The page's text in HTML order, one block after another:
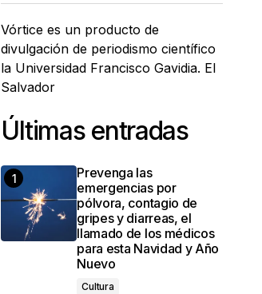
Vórtice es un producto de
divulgación de periodismo científico
la Universidad Francisco Gavidia. El
Salvador
Últimas entradas
Prevenga las
emergencias por
pólvora, contagio de
gripes y diarreas, el
llamado de los médicos
para esta Navidad y Año
Nuevo
Cultura